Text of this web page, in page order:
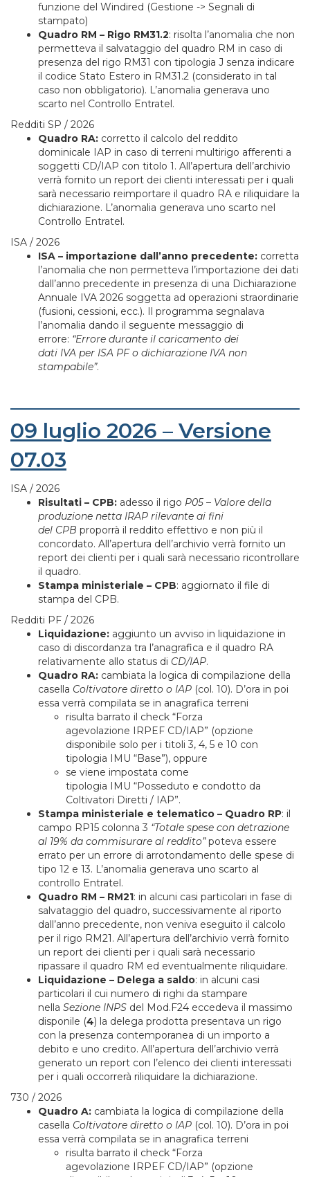
funzione del Windired (Gestione -> Segnali di
stampato)
Quadro RM – Rigo RM31.2: risolta l’anomalia che non
permetteva il salvataggio del quadro RM in caso di
presenza del rigo RM31 con tipologia J senza indicare
il codice Stato Estero in RM31.2 (considerato in tal
caso non obbligatorio). L’anomalia generava uno
scarto nel Controllo Entratel.
Redditi SP / 2026
Quadro RA: corretto il calcolo del reddito
dominicale IAP in caso di terreni multirigo afferenti a
soggetti CD/IAP con titolo 1. All’apertura dell’archivio
verrà fornito un report dei clienti interessati per i quali
sarà necessario reimportare il quadro RA e riliquidare la
dichiarazione. L’anomalia generava uno scarto nel
Controllo Entratel.
ISA / 2026
ISA – importazione dall’anno precedente: corretta
l’anomalia che non permetteva l’importazione dei dati
dall’anno precedente in presenza di una Dichiarazione
Annuale IVA 2026 soggetta ad operazioni straordinarie
(fusioni, cessioni, ecc.). Il programma segnalava
l’anomalia dando il seguente messaggio di
errore: “Errore durante il caricamento dei
dati IVA per ISA PF o dichiarazione IVA non
stampabile”.
09 luglio 2026 – Versione
07.03
ISA / 2026
Risultati – CPB: adesso il rigo P05 – Valore della
produzione netta IRAP rilevante ai fini
del CPB proporrà il reddito effettivo e non più il
concordato. All’apertura dell’archivio verrà fornito un
report dei clienti per i quali sarà necessario ricontrollare
il quadro.
Stampa ministeriale – CPB: aggiornato il file di
stampa del CPB.
Redditi PF / 2026
Liquidazione: aggiunto un avviso in liquidazione in
caso di discordanza tra l’anagrafica e il quadro RA
relativamente allo status di CD/IAP.
Quadro RA: cambiata la logica di compilazione della
casella Coltivatore diretto o IAP (col. 10). D’ora in poi
essa verrà compilata se in anagrafica terreni
risulta barrato il check “Forza
agevolazione IRPEF CD/IAP” (opzione
disponibile solo per i titoli 3, 4, 5 e 10 con
tipologia IMU “Base”), oppure
se viene impostata come
tipologia IMU “Posseduto e condotto da
Coltivatori Diretti / IAP”.
Stampa ministeriale e telematico – Quadro RP: il
campo RP15 colonna 3 “Totale spese con detrazione
al 19% da commisurare al reddito”poteva essere
errato per un errore di arrotondamento delle spese di
tipo 12 e 13. L’anomalia generava uno scarto al
controllo Entratel.
Quadro RM – RM21: in alcuni casi particolari in fase di
salvataggio del quadro, successivamente al riporto
dall’anno precedente, non veniva eseguito il calcolo
per il rigo RM21. All’apertura dell’archivio verrà fornito
un report dei clienti per i quali sarà necessario
ripassare il quadro RM ed eventualmente riliquidare.
Liquidazione – Delega a saldo: in alcuni casi
particolari il cui numero di righi da stampare
nella Sezione INPS del Mod.F24 eccedeva il massimo
disponile (4) la delega prodotta presentava un rigo
con la presenza contemporanea di un importo a
debito e uno credito. All’apertura dell’archivio verrà
generato un report con l’elenco dei clienti interessati
per i quali occorrerà riliquidare la dichiarazione.
730 / 2026
Quadro A: cambiata la logica di compilazione della
casella Coltivatore diretto o IAP (col. 10). D’ora in poi
essa verrà compilata se in anagrafica terreni
risulta barrato il check “Forza
agevolazione IRPEF CD/IAP” (opzione